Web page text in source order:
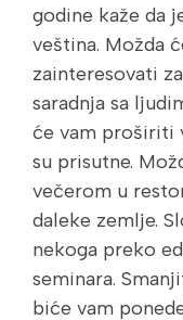
godine kaže da
veština. Možda
zainteresovati
saradnja sa
će vam proširiti
su prisutne.
večerom u
daleke zemlje.
nekoga preko
seminara.
biće vam